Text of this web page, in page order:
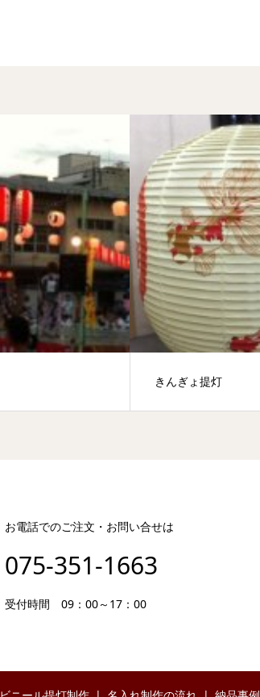
きんぎょ提灯
お電話でのご注文・お問い合せは
075-351-1663
受付時間 09：00～17：00